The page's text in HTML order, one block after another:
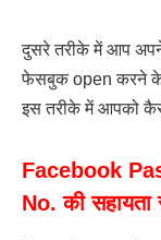
दुसरे तरीके में आप
फेसबुक open करने के
इस तरीके में आपको
Facebook
No. की सहायता